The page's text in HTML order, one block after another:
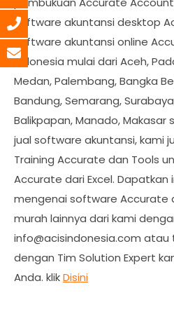
software akuntansi desktop
software akuntansi online
Indonesia mulai dari Aceh,
Medan, Palembang, Bangka
Bandung, Semarang,
Balikpapan, Manado, Makasar
jual software akuntansi, kami
Training Accurate dan Tools
Accurate dari Excel. Dapatkan
mengenai software Accurate
murah lainnya dari kami
info@acisindonesia.com atau
dengan Tim Solution Expert
Anda. klikDisini